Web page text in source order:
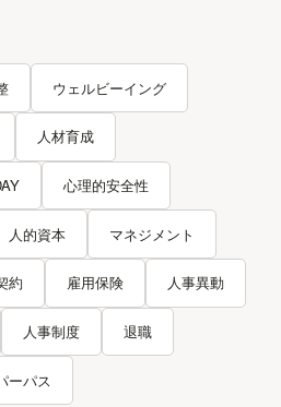
ウェルビーイング
人材育成
心理的安全性
人的資本 マネジメント
約 雇用保険 人事異動
人事制度 退職
ーパス